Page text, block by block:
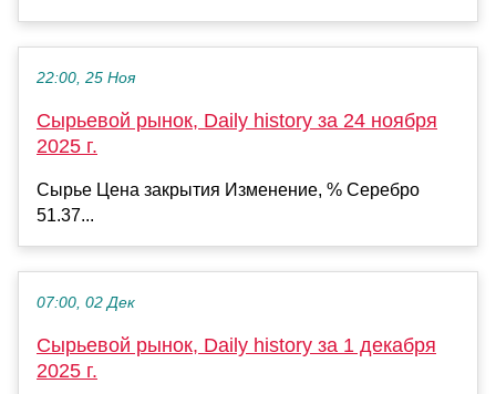
22:00, 25 Ноя
Сырьевой рынок, Daily history за 24 ноября
2025 г.
Сырье Цена закрытия Изменение, % Серебро
51.37...
07:00, 02 Дек
Сырьевой рынок, Daily history за 1 декабря
2025 г.